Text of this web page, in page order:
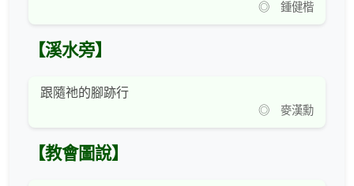
◎ 鍾健楷
【溪水旁】
跟隨祂的腳跡行
◎ 麥漢勳
【教會圖說】